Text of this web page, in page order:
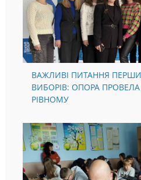
ВАЖЛИВІ ПИТАННЯ
ВИБОРІВ: ОПОРА
РІВНОМУ